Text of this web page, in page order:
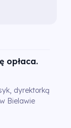
opłaca.
dyrektorką
Bielawie